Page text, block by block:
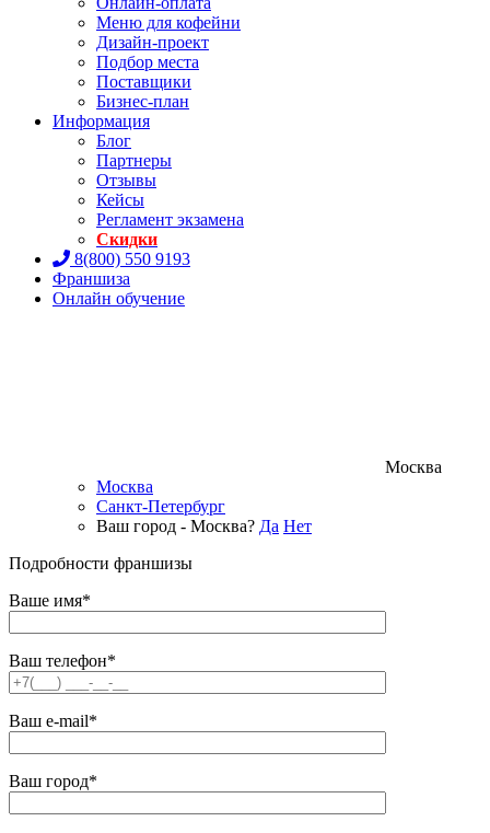
Меню для кофейни
Дизайн-проект
Подбор места
Поставщики
Бизнес-план
Информация
Блог
Партнеры
Отзывы
Кейсы
Регламент экзамена
Скидки
8(800) 550 9193
Франшиза
Онлайн обучение
Москва
Москва
Санкт-Петербург
Ваш город - Москва? Да Нет
Подробности франшизы
Ваше имя*
Ваш телефон*
Ваш e-mail*
Ваш город*